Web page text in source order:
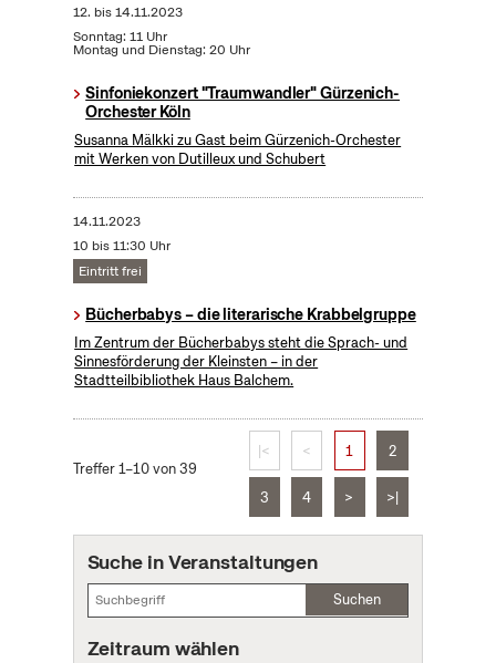
12. bis14.11.2023
Sonntag: 11 Uhr
Montag und Dienstag: 20 Uhr
Sinfoniekonzert "Traumwandler" Gürzenich-
Orchester Köln
Susanna Mälkki zu Gast beim Gürzenich-Orchester
mit Werken von Dutilleux und Schubert
14.11.2023
10 bis 11:30 Uhr
Eintritt frei
Bücherbabys – die literarische Krabbelgruppe
Im Zentrum der Bücherbabys steht die Sprach- und
Sinnesförderung der Kleinsten – in der
Stadtteilbibliothek Haus Balchem.
Treffer 1–10 von 39
|< < 1 2
3 4 > >|
Suche in Veranstaltungen
Suchen
Zeitraum wählen